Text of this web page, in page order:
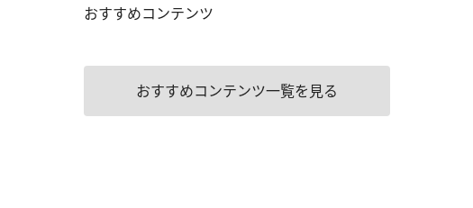
おすすめコンテンツ
おすすめコンテンツ一覧を見る